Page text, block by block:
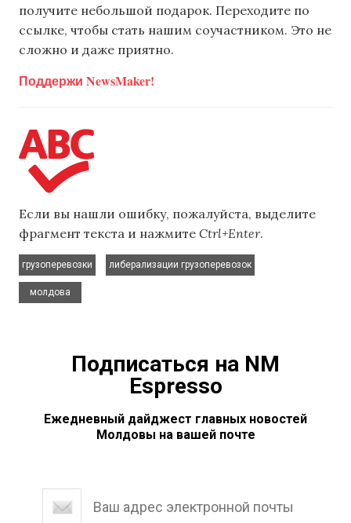
получите небольшой подарок. Переходите по
ссылке, чтобы стать нашим соучастником. Это не
сложно и даже приятно.
Поддержи NewsMaker!
Если вы нашли ошибку, пожалуйста, выделите
фрагмент текста и нажмите Ctrl+Enter.
грузоперевозки
либерализации грузоперевозок
молдова
Подписаться на NM
Espresso
Ежедневный дайджест главных новостей
Молдовы на вашей почте